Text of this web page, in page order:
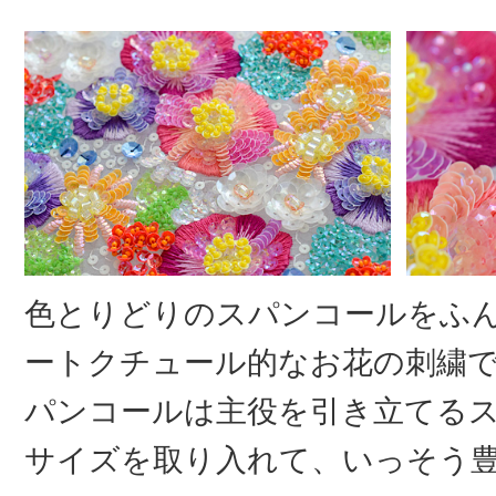
色とりどりのスパンコールをふ
ートクチュール的なお花の刺繍
パンコールは主役を引き立てる
サイズを取り入れて、いっそう